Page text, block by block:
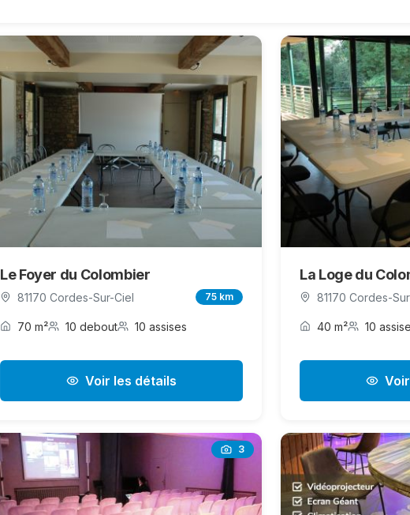
Le Foyer du Colombier
81170 Cordes-Sur-Ciel 75 km
70 m² 10 debout 10 assises
Voir les détails
La Loge du
81170 Cordes-
40 m² 10
3